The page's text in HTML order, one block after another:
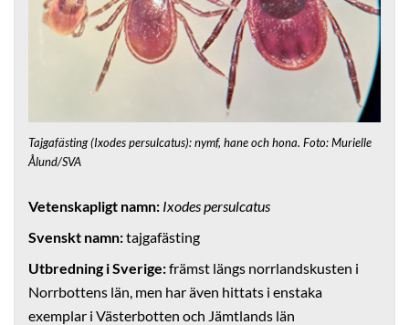
Tajgafästing (Ixodes persulcatus): nymf, hane och hona. Foto: Murielle
Ålund/SVA
Vetenskapligt namn: Ixodes persulcatus
Svenskt namn:tajgafästing
Utbredning i Sverige:främst längs norrlandskusten i
Norrbottens län, men har även hittats i enstaka
exemplar i Västerbotten och Jämtlands län